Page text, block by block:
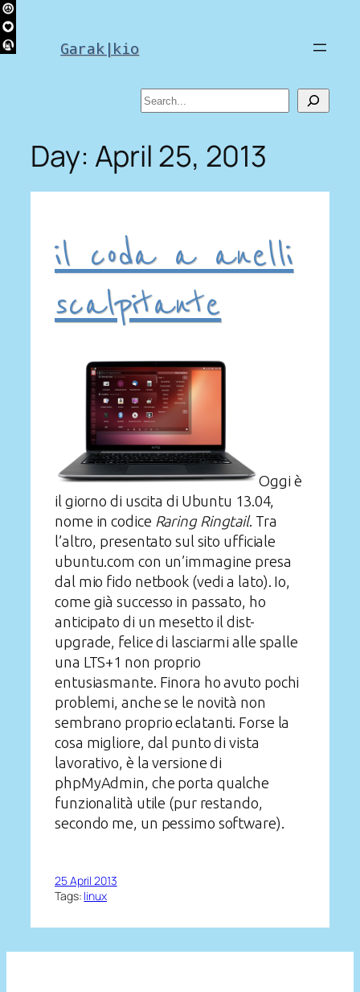
Skip
to
content Garak|kio
Search
Day: April 25, 2013
il coda a anelli
scalpitante
Oggi è
il giorno di uscita di Ubuntu 13.04,
nome in codice Raring Ringtail. Tra
l’altro, presentato sul sito ufficiale
ubuntu.com con un’immagine presa
dal mio fido netbook (vedi a lato). Io,
come già successo in passato, ho
anticipato di un mesetto il dist-
upgrade, felice di lasciarmi alle spalle
una LTS+1 non proprio
entusiasmante. Finora ho avuto pochi
problemi, anche se le novità non
sembrano proprio eclatanti. Forse la
cosa migliore, dal punto di vista
lavorativo, è la versione di
phpMyAdmin, che porta qualche
funzionalità utile (pur restando,
secondo me, un pessimo software).
25 April 2013
Tags: linux